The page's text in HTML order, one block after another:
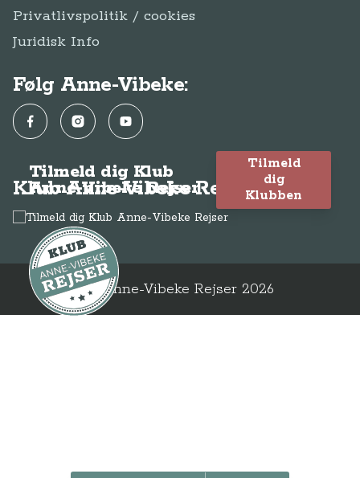
Privatlivspolitik / cookies
Juridisk Info
Følg Anne-Vibeke:
FacebookInstagramYouTube
Klub Anne-Vibeke Rejser
Tilmeld dig Klub
Anne-Vibeke Rejser
Tilmeld
dig
Klubben
© Anne-Vibeke Rejser 2026